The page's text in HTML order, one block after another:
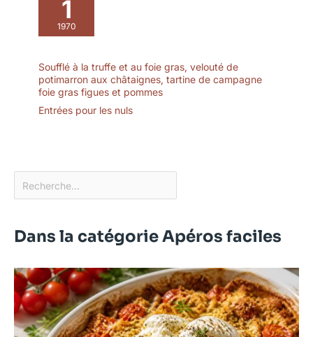
1
1970
Soufflé à la truffe et au foie gras, velouté de
potimarron aux châtaignes, tartine de campagne
foie gras figues et pommes
Entrées pour les nuls
Dans la catégorie Apéros faciles